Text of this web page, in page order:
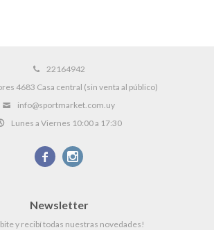
22164942
4683 Casa central (sin venta al público)
info@sportmarket.com.uy
Lunes a Viernes 10:00 a 17:30
 
Newsletter
y recibí todas nuestras novedades!